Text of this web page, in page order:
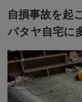
自損事故を起
パタヤ自宅に